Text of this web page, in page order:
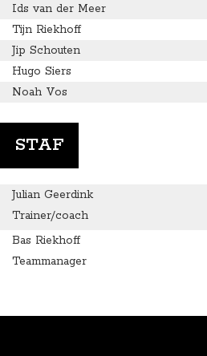
Ids van der Meer
Tijn Riekhoff
Jip Schouten
Hugo Siers
Noah Vos
STAF
Julian Geerdink
Trainer/coach
Bas Riekhoff
Teammanager